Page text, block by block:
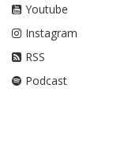
Youtube
Instagram
RSS
Podcast